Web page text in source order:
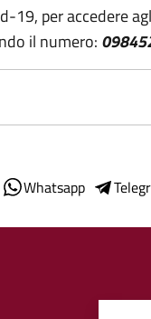
19, per accedere
il numero:
Whatsapp